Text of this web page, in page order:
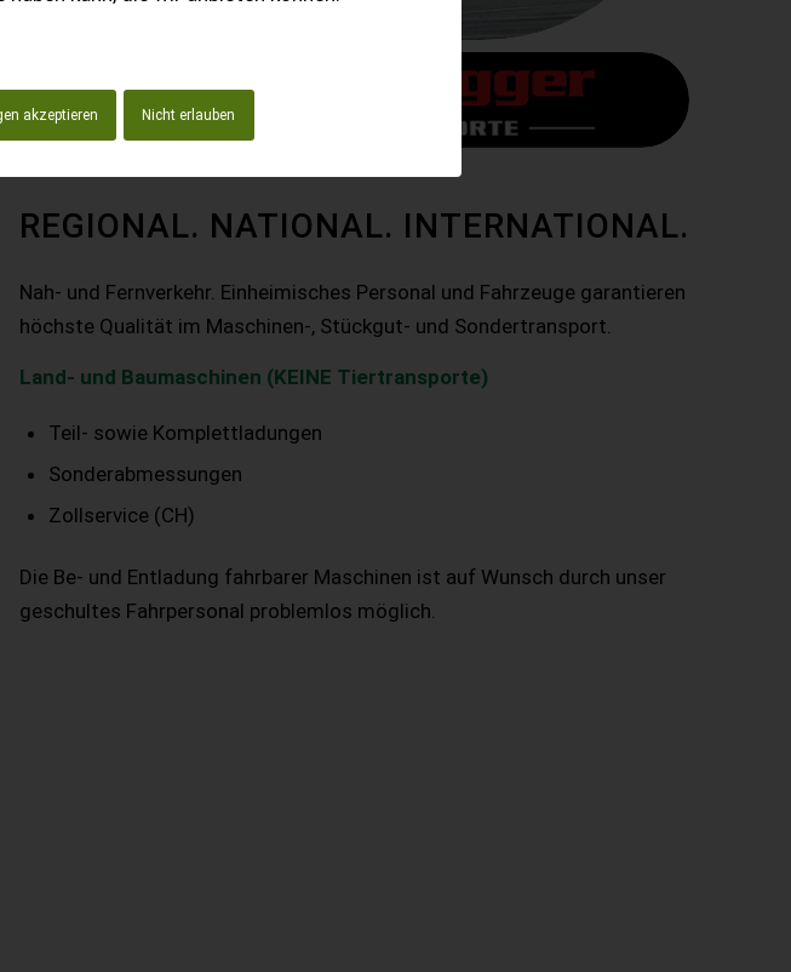
akzeptieren Nicht erlauben
REGIONAL. NATIONAL. INTERNATIONAL.
Nah- und Fernverkehr. Einheimisches Personal und Fahrzeuge garantieren
höchste Qualität im Maschinen-, Stückgut- und Sondertransport.
Land- und Baumaschinen (KEINE Tiertransporte)
Teil- sowie Komplettladungen
Sonderabmessungen
Zollservice (CH)
Die Be- und Entladung fahrbarer Maschinen ist auf Wunsch durch unser
geschultes Fahrpersonal problemlos möglich.